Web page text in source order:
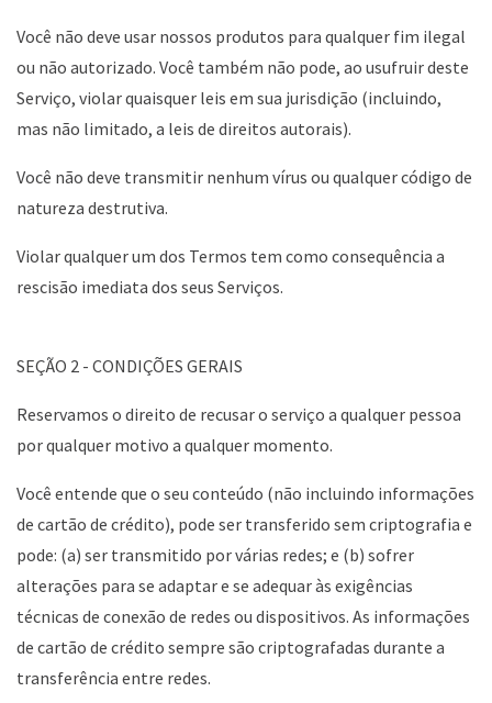
Você não deve usar nossos produtos para qualquer fim ilegal
ou não autorizado. Você também não pode, ao usufruir deste
Serviço, violar quaisquer leis em sua jurisdição (incluindo,
mas não limitado, a leis de direitos autorais).
Você não deve transmitir nenhum vírus ou qualquer código de
natureza destrutiva.
Violar qualquer um dos Termos tem como consequência a
rescisão imediata dos seus Serviços.
SEÇÃO 2 - CONDIÇÕES GERAIS
Reservamos o direito de recusar o serviço a qualquer pessoa
por qualquer motivo a qualquer momento.
Você entende que o seu conteúdo (não incluindo informações
de cartão de crédito), pode ser transferido sem criptografia e
pode: (a) ser transmitido por várias redes; e (b) sofrer
alterações para se adaptar e se adequar às exigências
técnicas de conexão de redes ou dispositivos. As informações
de cartão de crédito sempre são criptografadas durante a
transferência entre redes.